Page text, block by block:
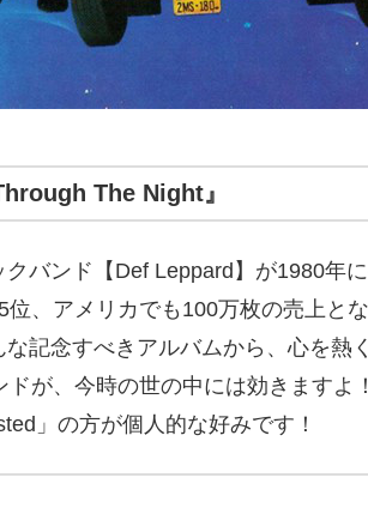
The Night』
バンド【Def Leppard】が1980年
、アメリカでも100万枚の売上と
記念すべきアルバムから、心を熱
ドが、今時の世の中には効きます
」の方が個人的な好みです！